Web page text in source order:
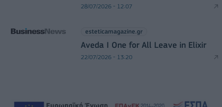
28/07/2026 - 12:07
esteticamagazine.gr
Aveda I One for All Leave in Elixir
22/07/2026 - 13:20